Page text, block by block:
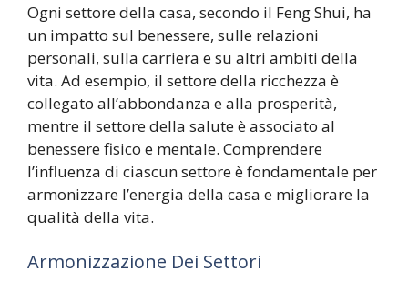
Ogni settore della casa, secondo il Feng Shui, ha
un impatto sul benessere, sulle relazioni
personali, sulla carriera e su altri ambiti della
vita. Ad esempio, il settore della ricchezza è
collegato all’abbondanza e alla prosperità,
mentre il settore della salute è associato al
benessere fisico e mentale. Comprendere
l’influenza di ciascun settore è fondamentale per
armonizzare l’energia della casa e migliorare la
qualità della vita.
Armonizzazione Dei Settori